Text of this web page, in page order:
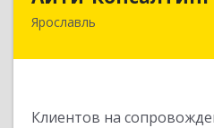
Ярославль
Клиентов на
150007, Ярославская обл,